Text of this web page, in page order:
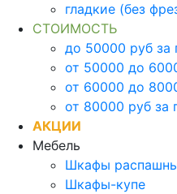
гладкие (без
СТОИМОСТЬ
до 50000 руб за
от 50000 до
от 60000 до
от 80000 руб за
АКЦИИ
Мебель
Шкафы
Шкафы-купе